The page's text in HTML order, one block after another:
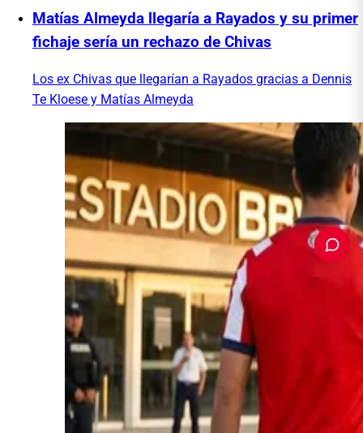
Matías Almeyda llegaría a Rayados y su primer
fichaje sería un rechazo de Chivas
Los ex Chivas que llegarían a Rayados gracias a Dennis
Te Kloese y Matías Almeyda
PUBLICIDAD